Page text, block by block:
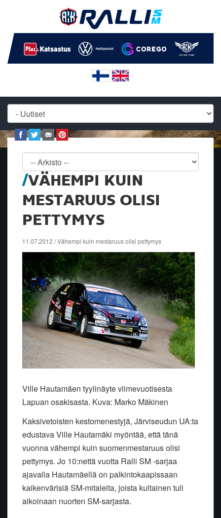
VÄHEMPI KUIN
MESTARUUS OLISI
PETTYMYS
11.07.2012 / Vähempi kuin mestaruus olisi pettymys
Ville Hautamäen tyylinäyte viimevuotisesta
Lapuan osakisasta. Kuva: Marko Mäkinen
Kaksivetoisten kestomenestyjä, Järviseudun UA:ta
edustava Ville Hautamäki myöntää, että tänä
vuonna vähempi kuin suomenmestaruus olisi
pettymys. Jo 10:nettä vuotta Ralli SM -sarjaa
ajavalla Hautamäellä on palkintokaapissaan
kaikenvärisiä SM-mitaleita, joista kultainen tuli
aikoinaan nuorten SM-sarjasta.